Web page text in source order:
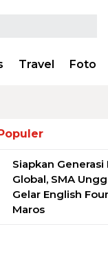
Travel Foto
Siapkan
Global, SMA
Gelar English
Maros